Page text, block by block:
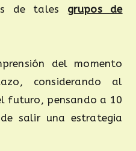
de tales grupos de
del momento
considerando al
futuro, pensando a 10
salir una estrategia